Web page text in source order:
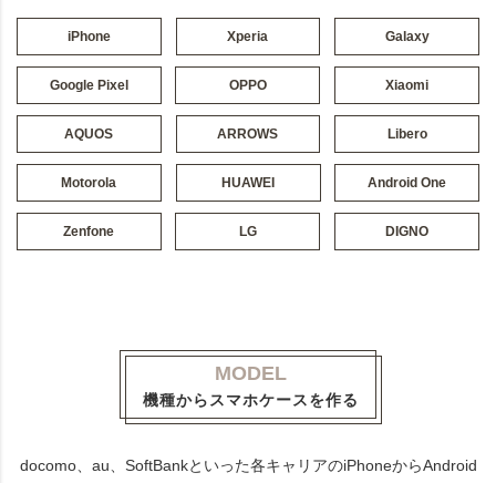
iPhone Xperia Galaxy
Google Pixel OPPO Xiaomi
AQUOS ARROWS Libero
Motorola HUAWEI Android One
Zenfone LG DIGNO
MODEL
機種からスマホケースを作る
docomo、au、SoftBankといった各キャリアのiPhoneからAndroid